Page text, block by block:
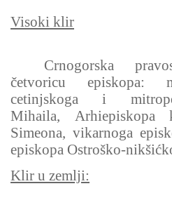
Visoki klir
Crnogorska
četvoricu episkopa:
cetinjskoga i
Mihaila, Arhiepiskopa
Simeona, vikarnoga
episkopa Ostroško-
Klir u zemlji: